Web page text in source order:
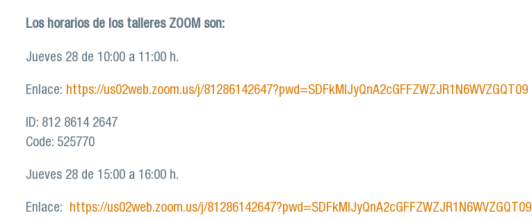
Los horarios de los talleres ZOOM son:
Jueves 28 de 10:00 a 11:00 h.
Enlace: https://us02web.zoom.us/j/81286142647?pwd=SDFkMlJyQnA2cGFFZWZJR1N6WVZGQT09
ID: 812 8614 2647
Code: 525770
Jueves 28 de 15:00 a 16:00 h.
Enlace: https://us02web.zoom.us/j/81286142647?pwd=SDFkMlJyQnA2cGFFZWZJR1N6WVZGQT09